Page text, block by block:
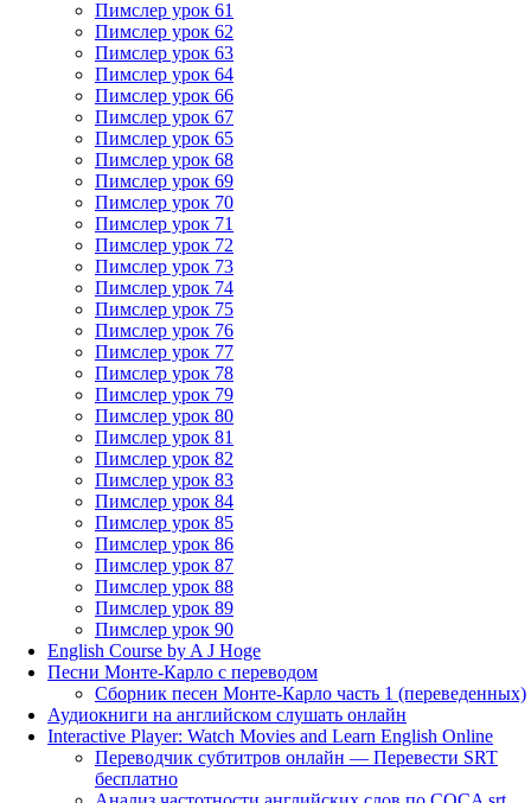
Пимслер урок 61
Пимслер урок 62
Пимслер урок 63
Пимслер урок 64
Пимслер урок 66
Пимслер урок 67
Пимслер урок 65
Пимслер урок 68
Пимслер урок 69
Пимслер урок 70
Пимслер урок 71
Пимслер урок 72
Пимслер урок 73
Пимслер урок 74
Пимслер урок 75
Пимслер урок 76
Пимслер урок 77
Пимслер урок 78
Пимслер урок 79
Пимслер урок 80
Пимслер урок 81
Пимслер урок 82
Пимслер урок 83
Пимслер урок 84
Пимслер урок 85
Пимслер урок 86
Пимслер урок 87
Пимслер урок 88
Пимслер урок 89
Пимслер урок 90
English Course by A J Hoge
Песни Монте-Карло с переводом
Сборник песен Монте-Карло часть 1 (переведенных)
Аудиокниги на английском слушать онлайн
Interactive Player: Watch Movies and Learn English Online
Переводчик субтитров онлайн — Перевести SRT
бесплатно